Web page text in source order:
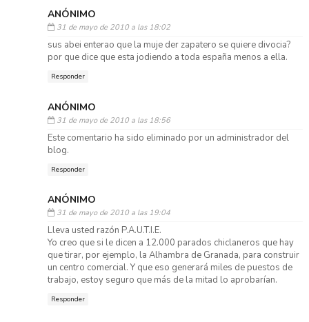
ANÓNIMO
31 de mayo de 2010 a las 18:02
sus abei enterao que la muje der zapatero se quiere divocia?
por que dice que esta jodiendo a toda españa menos a ella.
Responder
ANÓNIMO
31 de mayo de 2010 a las 18:56
Este comentario ha sido eliminado por un administrador del
blog.
Responder
ANÓNIMO
31 de mayo de 2010 a las 19:04
Lleva usted razón P.A.U.T.I.E.
Yo creo que si le dicen a 12.000 parados chiclaneros que hay
que tirar, por ejemplo, la Alhambra de Granada, para construir
un centro comercial. Y que eso generará miles de puestos de
trabajo, estoy seguro que más de la mitad lo aprobarían.
Responder